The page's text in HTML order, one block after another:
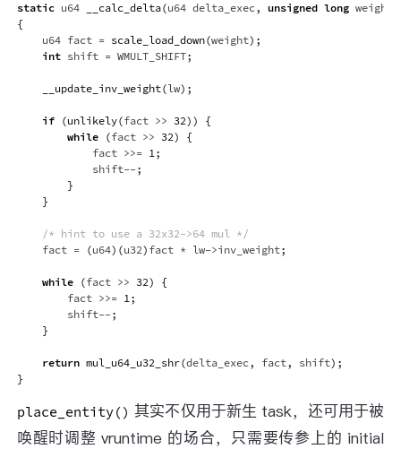
static u64 __calc_delta(u64 delta_exec, unsigned long weight
{
    u64 fact
= scale_load_down(weight) ;
int shift = WMULT_SHIFT;
__update_inv_weight(lw) ;
if (unlikely(fact >> 32) )
{
while (fact >> 32)
{
            fact
>>= 1;
            shift
--;
}
}
/* hint to use a 32x32->64 mul */
    fact
= (u64) (u32) fact * lw->inv_weight;
while (fact >> 32)
{
        fact
>>= 1;
        shift
--;
}
return mul_u64_u32_shr(delta_exec, fact, shift) ;
}
place_entity() 其实不仅用于新生 task，还可用于被
唤醒时调整 vruntime 的场合，只需要传参上的 initial